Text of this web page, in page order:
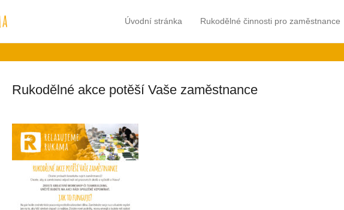
Relaxujeme rukama
Hlavní menu
Přejít na obsah
Úvodní stránka Rukodělné činnosti pro zaměstnance
Rukodělné akce potěší Vaše zaměstnance